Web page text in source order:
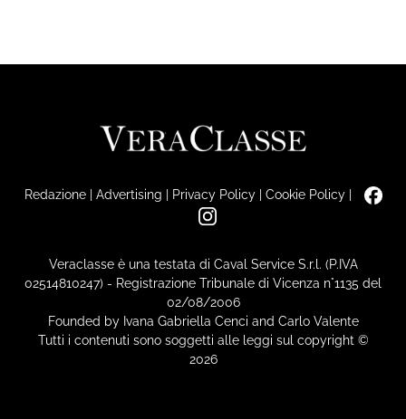
Redazione| Advertising | Privacy Policy| Cookie Policy|
Veraclasse è una testata di Caval Service S.r.l. (P.IVA
02514810247) - Registrazione Tribunale di Vicenza n°1135 del
02/08/2006
Founded by Ivana Gabriella Cenci and Carlo Valente
Tutti i contenuti sono soggetti alle leggi sul copyright ©
2026